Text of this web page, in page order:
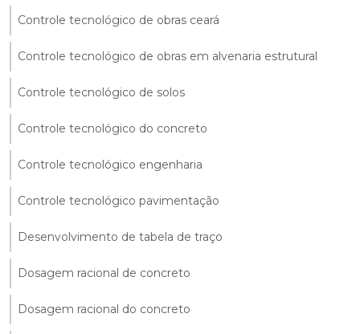
Controle tecnológico de obras ceará
Controle tecnológico de obras em alvenaria estrutural
Controle tecnológico de solos
Controle tecnológico do concreto
Controle tecnológico engenharia
Controle tecnológico pavimentação
Desenvolvimento de tabela de traço
Dosagem racional de concreto
Dosagem racional do concreto